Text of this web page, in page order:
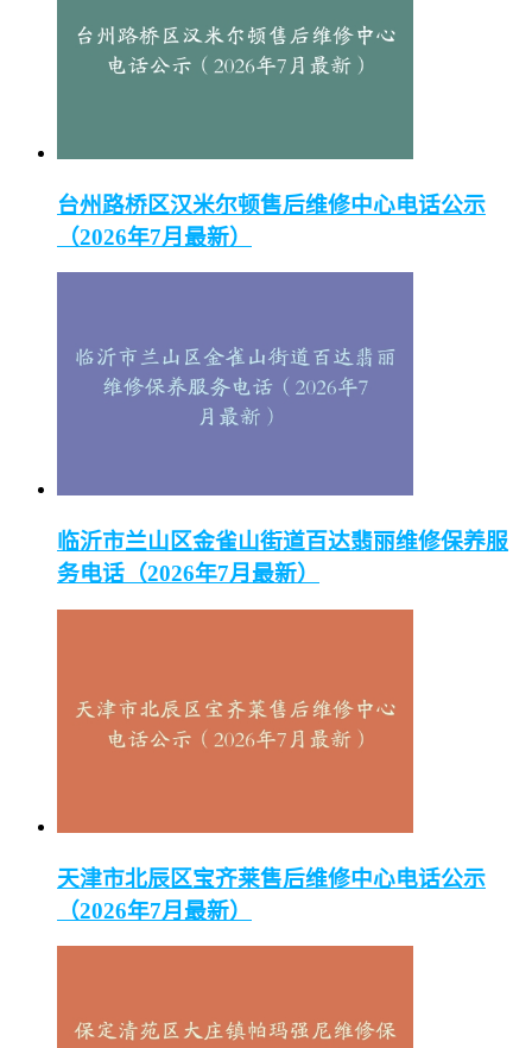
台州路桥区汉米尔顿售后维修中心电话公示
（2026年7月最新）
临沂市兰山区金雀山街道百达翡丽维修保养服
务电话（2026年7月最新）
天津市北辰区宝齐莱售后维修中心电话公示
（2026年7月最新）